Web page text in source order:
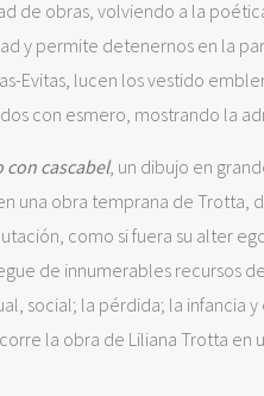
de obras, volviendo a la
y permite detenernos en la
Evitas, lucen los vestido
con esmero, mostrando la
con cascabel, un dibujo en
una obra temprana de Trotta,
como si fuera su alter
de innumerables recursos
social; la pérdida; la infancia
la obra de Liliana Trotta en